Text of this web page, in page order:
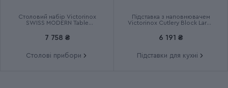
Столовий набір Victorinox
SWISS MODERN Table
7 758 ₴
Столові прибори
Підставка з наповнювачем
Victorinox Cutlery Block Large
6 191 ₴
Підставки для кухні